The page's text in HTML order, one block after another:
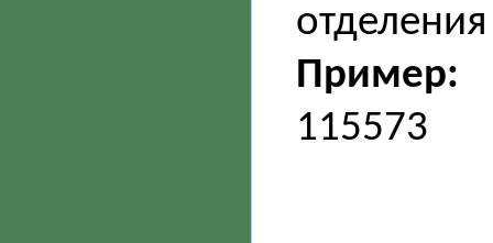
отделения
Пример:
115573